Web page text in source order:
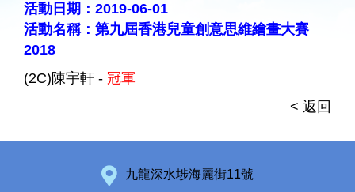
活動日期：2019-06-01
活動名稱：第九屆香港兒童創意思維繪畫大賽
2018
(2C)陳宇軒 - 冠軍
< 返回
九龍深水埗海麗街11號